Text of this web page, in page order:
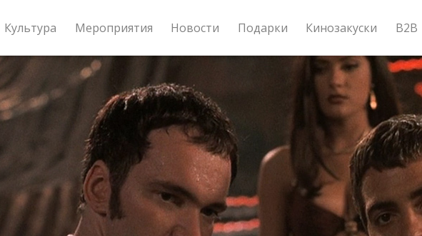
Культура Мероприятия Новости Подарки Кинозакуски B2B